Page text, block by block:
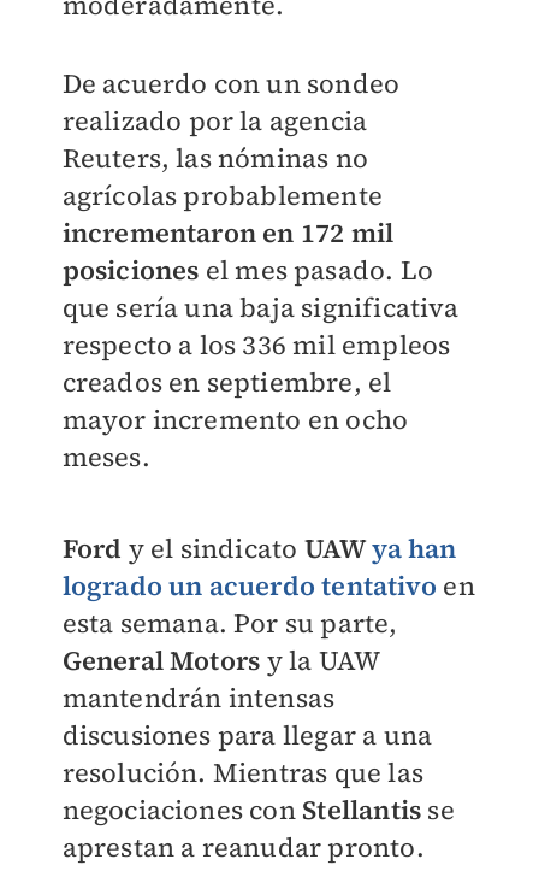
De acuerdo con un sondeo
realizado por la agencia
Reuters, las nóminas no
agrícolas probablemente
incrementaron en 172 mil
posiciones el mes pasado. Lo
que sería una baja significativa
respecto a los 336 mil empleos
creados en septiembre, el
mayor incremento en ocho
meses.
Ford y el sindicato UAWya han
logrado un acuerdo tentativo en
esta semana. Por su parte,
General Motors y la UAW
mantendrán intensas
discusiones para llegar a una
resolución. Mientras que las
negociaciones con Stellantis se
aprestan a reanudar pronto.